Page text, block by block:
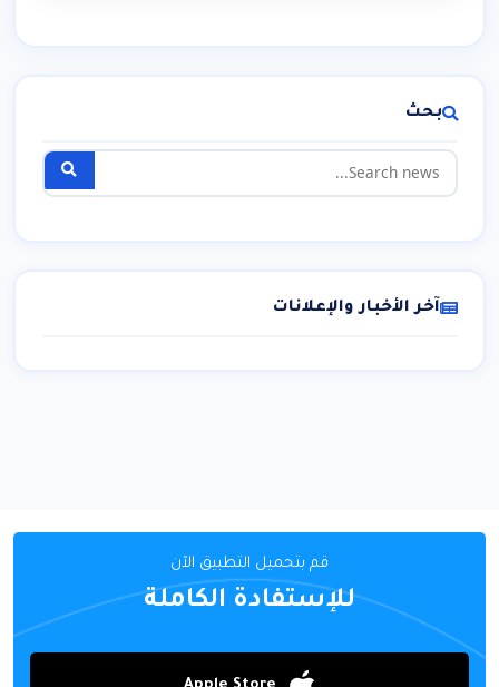
بحث
آخر الأخبار والإعلانات
قم بتحميل التطبيق الآن
للإستفادة الكاملة